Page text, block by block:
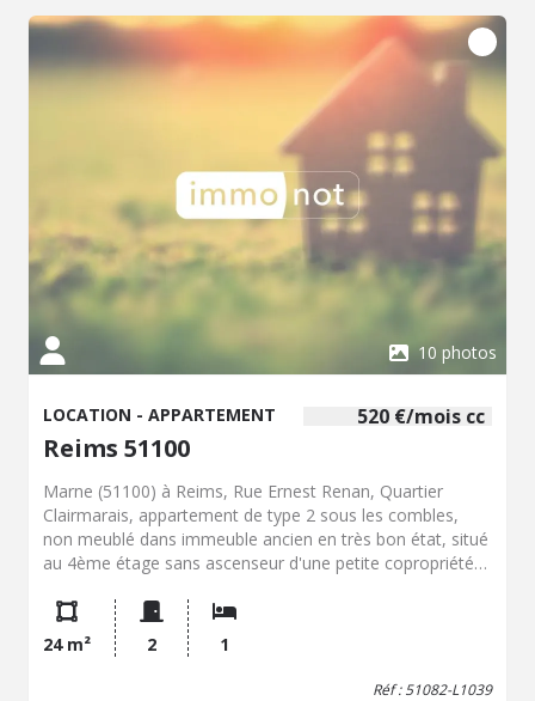
bail locataire avec état des lieux : 517 € Libre dès le 18
juin 2026 Les informations sur les risques auxquels ce
bien est exposé sont disponibles sur le site Géorisques :
www.georisques.gouv.fr (nouv.art.R.125-25I, C.Env.)
10 photos
520 €/mois cc
LOCATION - APPARTEMENT
Reims 51100
Marne (51100) à Reims, Rue Ernest Renan, Quartier
Clairmarais, appartement de type 2 sous les combles,
non meublé dans immeuble ancien en très bon état, situé
au 4ème étage sans ascenseur d'une petite copropriété
coin cuisine meublée et équipée (frigo et plaques de
cuisson) , une salle de bain (baignoire et lavabo) , toilette
séparé et une chambre. Surface habitable 24 m² (+
surface sous combles) - chauffage électrique et ballon
24 m² 2 1
Réf : 51082-L1039